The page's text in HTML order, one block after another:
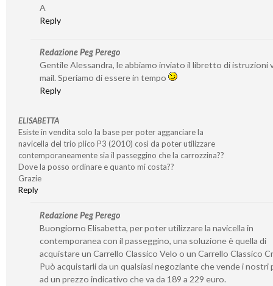
A
Reply
Redazione Peg Perego
Gentile Alessandra, le abbiamo inviato il libretto di istruzioni
mail. Speriamo di essere in tempo
Reply
ELISABETTA
Esiste in vendita solo la base per poter agganciare la
navicella del trio plico P3 (2010) così da poter utilizzare
contemporaneamente sia il passeggino che la carrozzina??
Dove la posso ordinare e quanto mi costa??
Grazie
Reply
Redazione Peg Perego
Buongiorno Elisabetta, per poter utilizzare la navicella in
contemporanea con il passeggino, una soluzione è quella di
acquistare un Carrello Classico Velo o un Carrello Classico
Può acquistarli da un qualsiasi negoziante che vende i
ad un prezzo indicativo che va da 189 a 229 euro.